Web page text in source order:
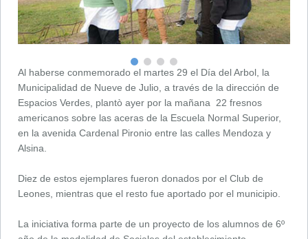
Al haberse conmemorado el martes 29 el Día del Arbol, la
Municipalidad de Nueve de Julio, a través de la dirección de
Espacios Verdes, plantò ayer por la mañana 22 fresnos
americanos sobre las aceras de la Escuela Normal Superior,
en la avenida Cardenal Pironio entre las calles Mendoza y
Alsina.
Diez de estos ejemplares fueron donados por el Club de
Leones, mientras que el resto fue aportado por el municipio.
La iniciativa forma parte de un proyecto de los alumnos de 6º